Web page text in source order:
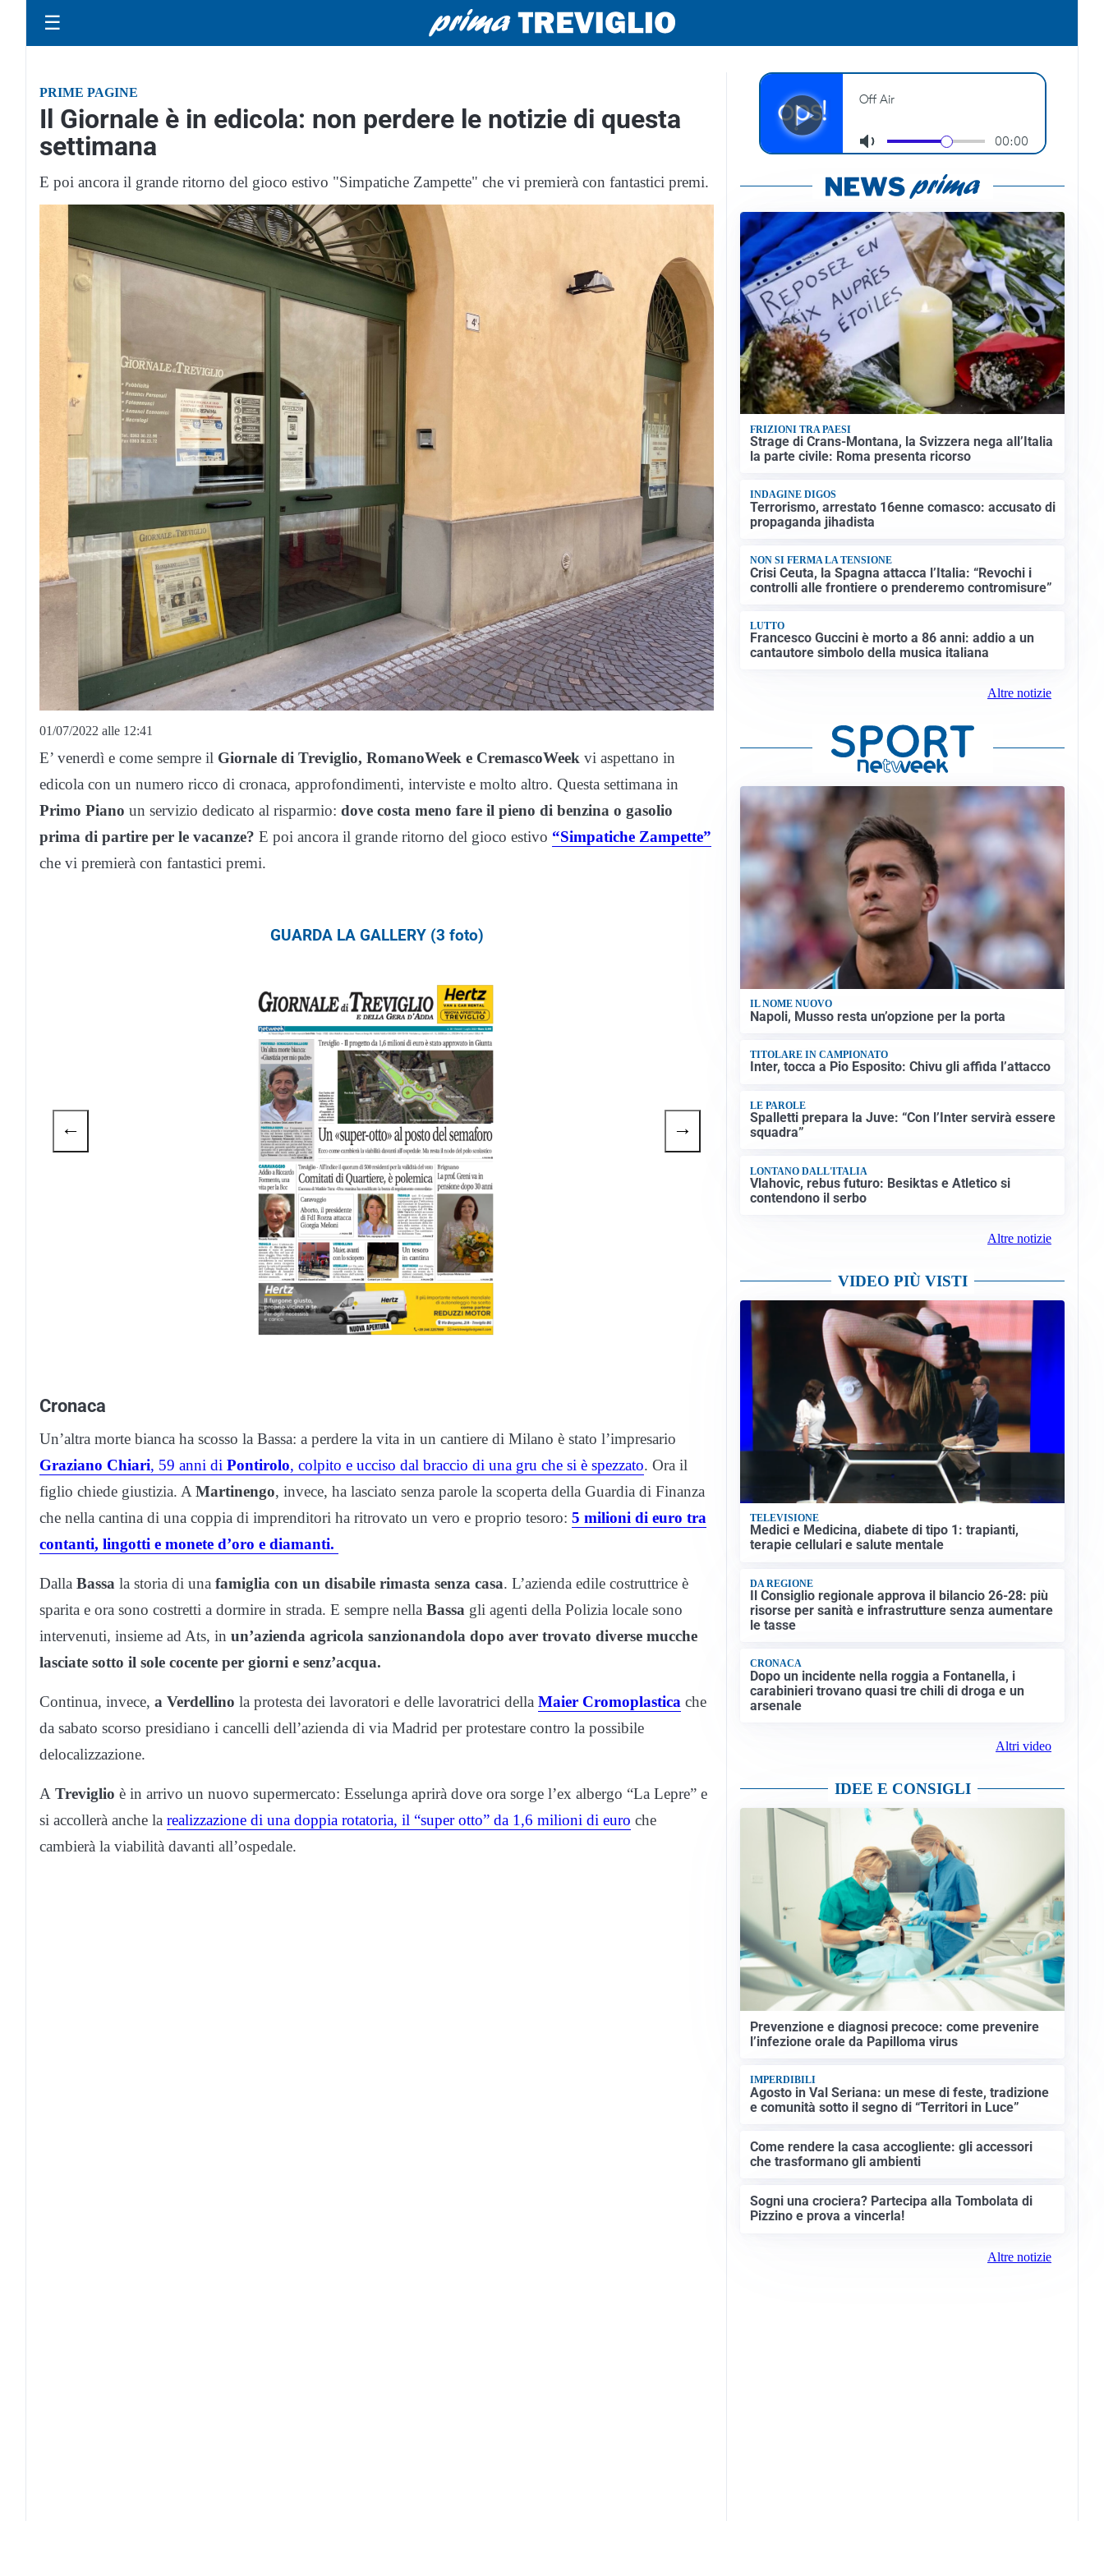
☰
PRIME PAGINE
Il Giornale è in edicola: non perdere le notizie di questa
settimana
E poi ancora il grande ritorno del gioco estivo "Simpatiche Zampette" che vi premierà con fantastici premi.
01/07/2022 alle 12:41
E’ venerdì e come sempre il Giornale di Treviglio, RomanoWeek e CremascoWeek vi aspettano in
edicola con un numero ricco di cronaca, approfondimenti, interviste e molto altro. Questa settimana in
Primo Piano un servizio dedicato al risparmio: dove costa meno fare il pieno di benzina o gasolio
prima di partire per le vacanze? E poi ancora il grande ritorno del gioco estivo “Simpatiche Zampette”
che vi premierà con fantastici premi.
GUARDA LA GALLERY (3 foto)
← →
Cronaca
Un’altra morte bianca ha scosso la Bassa: a perdere la vita in un cantiere di Milano è stato l’impresario
Graziano Chiari, 59 anni di Pontirolo, colpito e ucciso dal braccio di una gru che si è spezzato. Ora il
figlio chiede giustizia. A Martinengo, invece, ha lasciato senza parole la scoperta della Guardia di Finanza
che nella cantina di una coppia di imprenditori ha ritrovato un vero e proprio tesoro: 5 milioni di euro tra
contanti, lingotti e monete d’oro e diamanti.
Dalla Bassa la storia di una famiglia con un disabile rimasta senza casa. L’azienda edile costruttrice è
sparita e ora sono costretti a dormire in strada. E sempre nella Bassa gli agenti della Polizia locale sono
intervenuti, insieme ad Ats, in un’azienda agricola sanzionandola dopo aver trovato diverse mucche
lasciate sotto il sole cocente per giorni e senz’acqua.
Continua, invece, a Verdellino la protesta dei lavoratori e delle lavoratrici della Maier Cromoplastica che
da sabato scorso presidiano i cancelli dell’azienda di via Madrid per protestare contro la possibile
delocalizzazione.
A Treviglio è in arrivo un nuovo supermercato: Esselunga aprirà dove ora sorge l’ex albergo “La Lepre” e
si accollerà anche la realizzazione di una doppia rotatoria, il “super otto” da 1,6 milioni di euro che
cambierà la viabilità davanti all’ospedale.
FRIZIONI TRA PAESI
Strage di Crans-Montana, la Svizzera nega all’Italia
la parte civile: Roma presenta ricorso
INDAGINE DIGOS
Terrorismo, arrestato 16enne comasco: accusato di
propaganda jihadista
NON SI FERMA LA TENSIONE
Crisi Ceuta, la Spagna attacca l’Italia: “Revochi i
controlli alle frontiere o prenderemo contromisure”
LUTTO
Francesco Guccini è morto a 86 anni: addio a un
cantautore simbolo della musica italiana
Altre notizie
IL NOME NUOVO
Napoli, Musso resta un’opzione per la porta
TITOLARE IN CAMPIONATO
Inter, tocca a Pio Esposito: Chivu gli affida l’attacco
LE PAROLE
Spalletti prepara la Juve: “Con l’Inter servirà essere
squadra”
LONTANO DALL'ITALIA
Vlahovic, rebus futuro: Besiktas e Atletico si
contendono il serbo
Altre notizie
VIDEO PIÙ VISTI
TELEVISIONE
Medici e Medicina, diabete di tipo 1: trapianti,
terapie cellulari e salute mentale
DA REGIONE
Il Consiglio regionale approva il bilancio 26-28: più
risorse per sanità e infrastrutture senza aumentare
le tasse
CRONACA
Dopo un incidente nella roggia a Fontanella, i
carabinieri trovano quasi tre chili di droga e un
arsenale
Altri video
IDEE E CONSIGLI
Prevenzione e diagnosi precoce: come prevenire
l’infezione orale da Papilloma virus
IMPERDIBILI
Agosto in Val Seriana: un mese di feste, tradizione
e comunità sotto il segno di “Territori in Luce”
Come rendere la casa accogliente: gli accessori
che trasformano gli ambienti
Sogni una crociera? Partecipa alla Tombolata di
Pizzino e prova a vincerla!
Altre notizie